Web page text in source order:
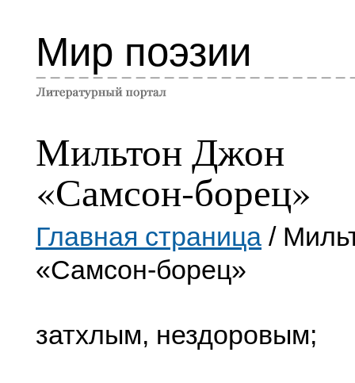
Мир поэзии
Мильтон Джон
«Самсон-борец»
Главная страница /
«Самсон-борец»
затхлым, нездоровым;